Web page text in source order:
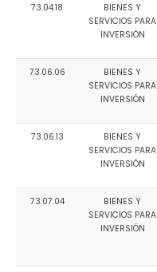
73.04.18
BIENES Y
SERVICIOS PARA
INVERSIÓN
73.06.06
BIENES Y
SERVICIOS PARA
INVERSIÓN
73.06.13
BIENES Y
SERVICIOS PARA
INVERSIÓN
73.07.04
BIENES Y
SERVICIOS PARA
INVERSIÓN